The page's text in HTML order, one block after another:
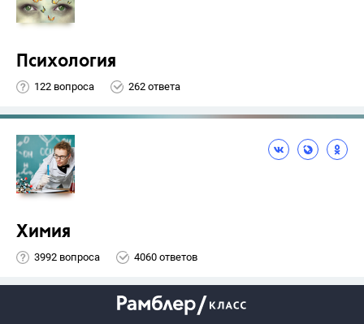
Психология
122 вопроса 262 ответа
Химия
3992 вопроса 4060 ответов